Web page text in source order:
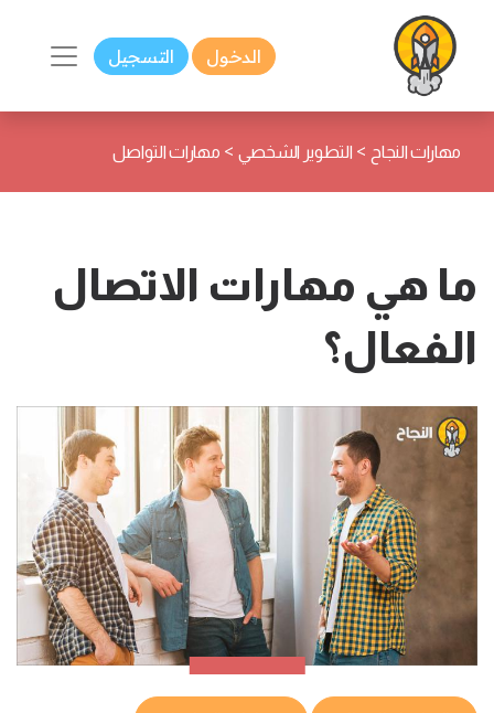
الدخول التسجيل
مهارات النجاح > التطوير الشخصي > مهارات التواصل
ما هي مهارات الاتصال
الفعال؟